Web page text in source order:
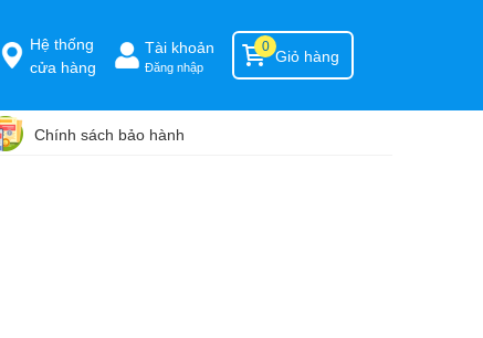
Hệ thống
cửa hàng
Tài khoản
Đăng nhập
Giỏ hàng
0
Chính sách bảo hành